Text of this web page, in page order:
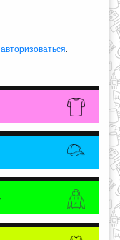
авторизоваться